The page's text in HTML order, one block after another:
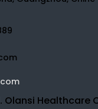
RO
UF